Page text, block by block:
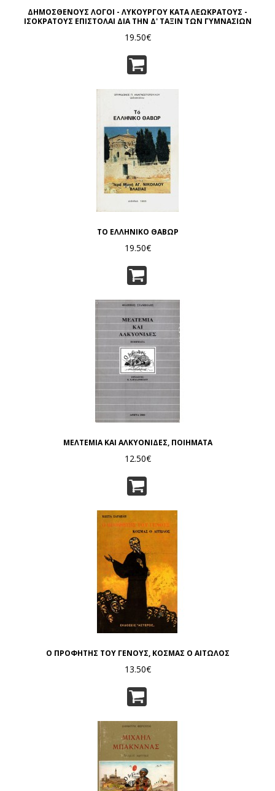
ΔΗΜΟΣΘΕΝΟΥΣ ΛΟΓΟΙ - ΛΥΚΟΥΡΓΟΥ ΚΑΤΑ ΛΕΩΚΡΑΤΟΥΣ -
ΙΣΟΚΡΑΤΟΥΣ ΕΠΙΣΤΟΛΑΙ ΔΙΑ ΤΗΝ Δ' ΤΑΞΙΝ ΤΩΝ ΓΥΜΝΑΣΙΩΝ
19.50€
ΤΟ ΕΛΛΗΝΙΚΟ ΘΑΒΩΡ
19.50€
ΜΕΛΤΕΜΙΑ ΚΑΙ ΑΛΚΥΟΝΙΔΕΣ, ΠΟΙΗΜΑΤΑ
12.50€
Ο ΠΡΟΦΗΤΗΣ ΤΟΥ ΓΕΝΟΥΣ, ΚΟΣΜΑΣ Ο ΑΙΤΩΛΟΣ
13.50€